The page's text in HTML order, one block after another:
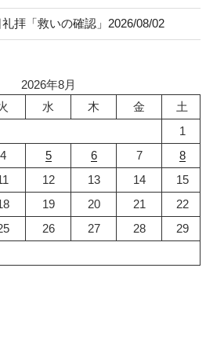
拝「救いの確認」2026/08/02
2026年8月
水 木 金
土
1
4 5 6 7
8
12 13 14
15
19 20 21
22
26 27 28
29